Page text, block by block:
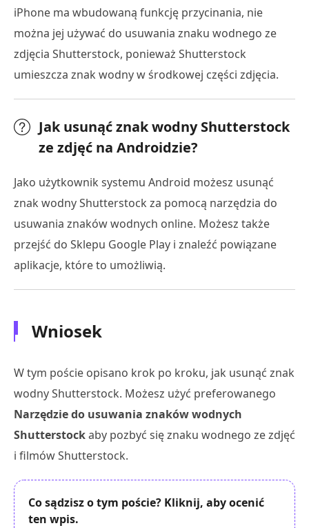
iPhone ma wbudowaną funkcję przycinania, nie
można jej używać do usuwania znaku wodnego ze
zdjęcia Shutterstock, ponieważ Shutterstock
umieszcza znak wodny w środkowej części zdjęcia.
Jak usunąć znak wodny Shutterstock
ze zdjęć na Androidzie?
Jako użytkownik systemu Android możesz usunąć
znak wodny Shutterstock za pomocą narzędzia do
usuwania znaków wodnych online. Możesz także
przejść do Sklepu Google Play i znaleźć powiązane
aplikacje, które to umożliwią.
Wniosek
W tym poście opisano krok po kroku, jak usunąć znak
wodny Shutterstock. Możesz użyć preferowanego
Narzędzie do usuwania znaków wodnych
Shutterstockaby pozbyć się znaku wodnego ze zdjęć
i filmów Shutterstock.
Co sądzisz o tym poście? Kliknij, aby ocenić
ten wpis.